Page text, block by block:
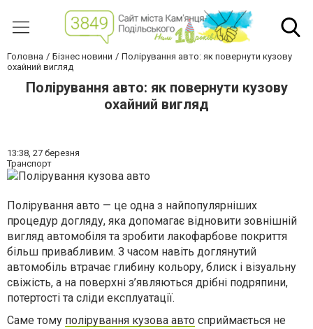
Головна Бізнес новини
Полірування авто: як повернути кузову
охайний вигляд
Полірування авто: як повернути кузову
охайний вигляд
13:38, 27 березня
Транспорт
Полірування авто — це одна з найпопулярніших
процедур догляду, яка допомагає відновити зовнішній
вигляд автомобіля та зробити лакофарбове покриття
більш привабливим. З часом навіть доглянутий
автомобіль втрачає глибину кольору, блиск і візуальну
свіжість, а на поверхні з’являються дрібні подряпини,
потертості та сліди експлуатації.
Саме тому полірування кузова авто сприймається не